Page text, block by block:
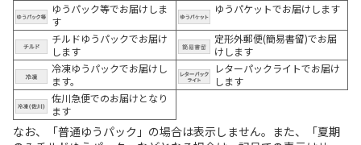
ゆうパック等でお届けしま
す
ゆうパケットでお届けします
チルドゆうパックでお届け
します
定形外郵便(簡易書留)でお届
けします
冷凍ゆうパックでお届けし
ます。
レターパックライトでお届け
します
佐川急便でのお届けとなり
ます
なお、「普通ゆうパック」の場合は表示しません。また、「夏期